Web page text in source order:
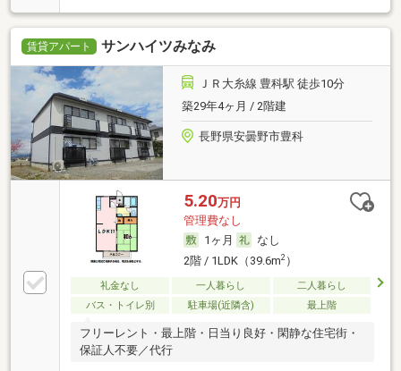
賃貸アパート サンハイツみなみ
ＪＲ大糸線 豊科駅 徒歩10分
築29年4ヶ月 / 2階建
長野県安曇野市豊科
5.20万円
管理費なし
1ヶ月
なし
2階 / 1LDK（39.6m2）
礼金なし 一人暮らし
二人暮らし
バス・トイレ別
駐車場(近隣含) 最上階
フリーレント・最上階・日当り良好・閑静な住宅街・
保証人不要／代行